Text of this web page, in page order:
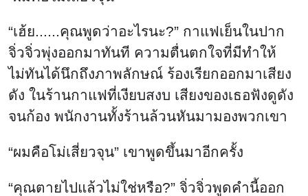
“เฮ้ย......คุณพูดว่าอะไรนะ?” กาแฟเย็นในปาก
จิ่วจิ่วพุ่งออกมาทันที ความตื่นตกใจที่มีทำให้
ไม่ทันได้นึกถึงภาพลักษณ์ ร้องเรียกออกมาเสียง
ดัง ในร้านกาแฟที่เงียบสงบ เสียงของเธอฟังดูดัง
จนก้อง พนักงานทั้งร้านล้วนหันมามองพวกเขา
“ผมคือโม่เสี่ยวจุน” เขาพูดขึ้นมาอีกครั้ง
“คุณตายไปแล้วไม่ใช่หรือ?” จิ่วจิ่วพูดคำนี้ออก